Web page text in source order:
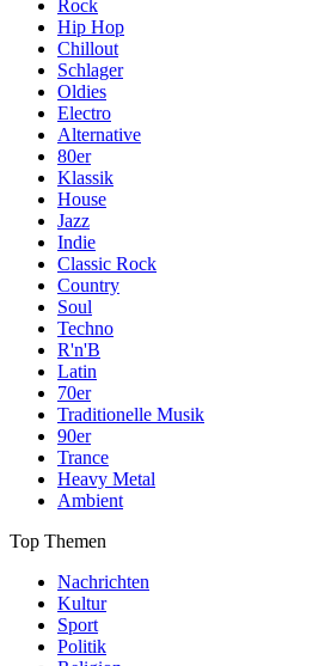
Rock
Hip Hop
Chillout
Schlager
Oldies
Electro
Alternative
80er
Klassik
House
Jazz
Indie
Classic Rock
Country
Soul
Techno
R'n'B
Latin
70er
Traditionelle Musik
90er
Trance
Heavy Metal
Ambient
Top Themen
Nachrichten
Kultur
Sport
Politik